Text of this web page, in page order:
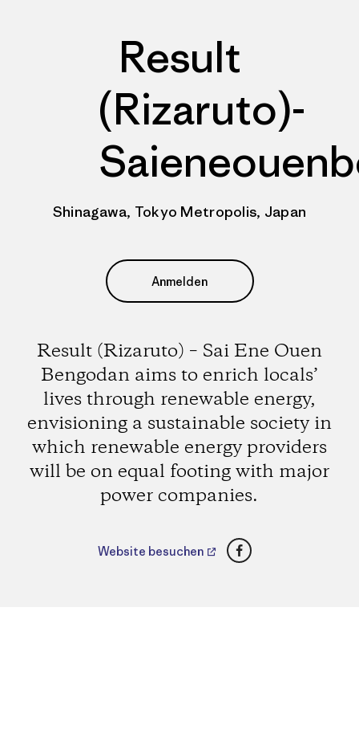
Result
(Rizaruto)-
Shinagawa, Tokyo Metropolis, Japan
Anmelden
Result (Rizaruto) – Sai Ene Ouen
Bengodan aims to enrich locals’
lives through renewable energy,
envisioning a sustainable society in
which renewable energy providers
will be on equal footing with major
power companies.
Website besuchen Facebook